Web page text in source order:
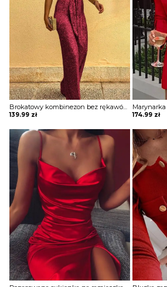
Brokatowy kombinezon bez rękawów z okrągłym dekoltem i cekinami Sheron
139.99 zł 174.99 zł